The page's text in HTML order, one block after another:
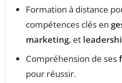
Formation à distance
compétences clés en
marketing, et
Compréhension de ses
pour réussir.